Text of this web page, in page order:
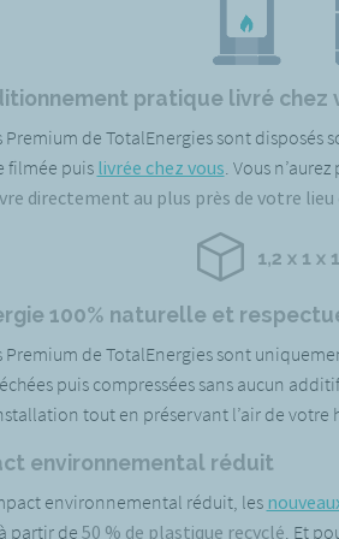
pratique livré chez
Premium de TotalEnergies sont disposés
filmée puislivrée chez vous. Vous
directement au plus près de votre lieu
100% naturelle et
Premium de TotalEnergies sont
puis compressées sans aucun
tout en préservant l’air de votre
environnemental réduit
environnemental réduit, les
partir de 50 % de plastique recyclé. Et